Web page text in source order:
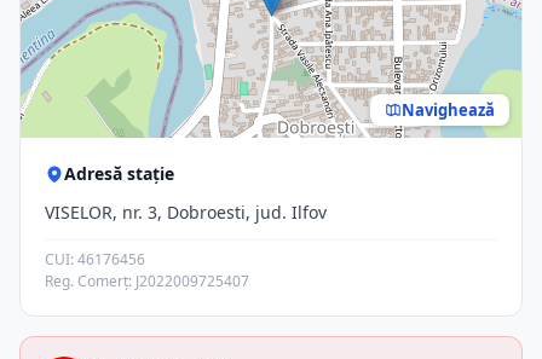
Navighează
Adresă stație
VISELOR, nr. 3, Dobroesti, jud. Ilfov
CUI: 46176456
Reg. Comerț: J2022009725407